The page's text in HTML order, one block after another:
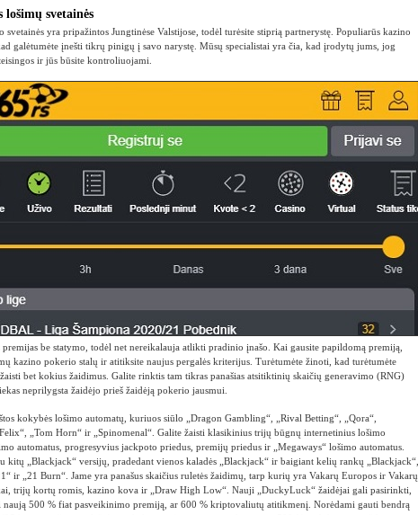
svetainės
yra pripažintos Jungtinėse Valstijose, todėl turėsite stiprią partnerystę. Populiarūs kazino
galėtumėte įnešti tikrų pinigų į savo narystę. Mūsų specialistai yra čia, kad įrodytų jums, jog
ir jūs būsite kontroliuojami.
be statymo, todėl net nereikalauja atlikti pradinio įnašo. Kai gausite papildomą premiją,
kazino pokerio stalų ir atitiksite naujus pergalės kriterijus. Turėtumėte žinoti, kad turėtumėte
bet kokius žaidimus. Galite rinktis tam tikras panašias atsitiktinių skaičių generavimo (RNG)
neprilygsta žaidėjo prieš žaidėją pokerio jausmui.
kokybės lošimo automatų, kuriuos siūlo „Dragon Gambling“, „Rival Betting“, „Qora“,
„Tom Horn“ ir „Spinomenal“. Galite žaisti klasikinius trijų būgnų internetinius lošimo
automatus, progresyvius jackpoto priedus, premijų priedus ir „Megaways“ lošimo automatus.
kitų „Blackjack“ versijų, pradedant vienos kaladės „Blackjack“ ir baigiant kelių rankų „Blackjack“,
ir „21 Burn“. Jame yra panašus skaičius ruletės žaidimų, tarp kurių yra Vakarų Europos ir Vakarų
trijų kortų romis, kazino kova ir „Draw High Low“. Nauji „DuckyLuck“ žaidėjai gali pasirinkti,
500 % fiat pasveikinimo premiją, ar 600 % kriptovaliutų atitikmenį. Norėdami gauti bendrą